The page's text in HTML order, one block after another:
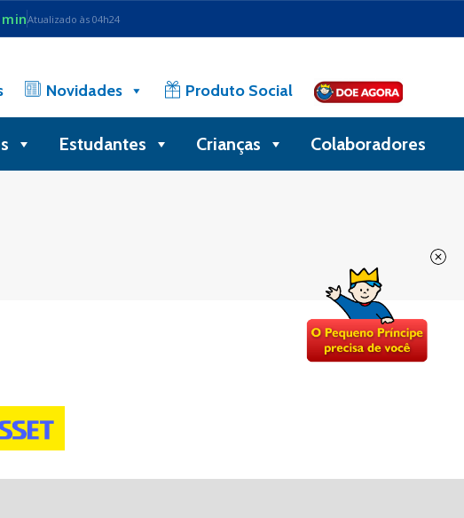
Atualizado às 04h24
Novidades Produto Social
Estudantes Crianças Colaboradores